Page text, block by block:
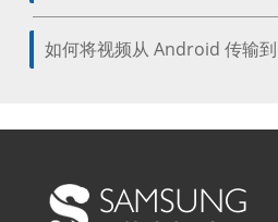
如何将视频从 Android 传输